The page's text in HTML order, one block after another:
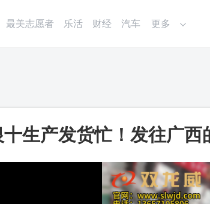
最美志愿者 乐活 财经 汽车 更多
生产发货忙！发往广
一视频